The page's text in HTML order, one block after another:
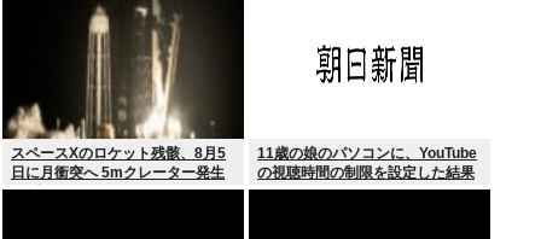
スペースXのロケット残骸、8月5
日に月衝突へ 5mクレーター発生
予測
11歳の娘のパソコンに、YouTube
の視聴時間の制限を設定した結果